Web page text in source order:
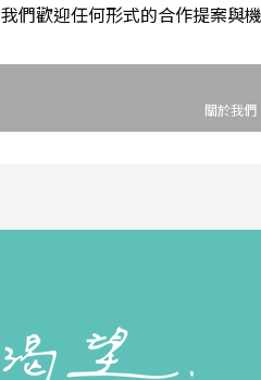
我們歡迎任何形式的合作提案與
關於我們